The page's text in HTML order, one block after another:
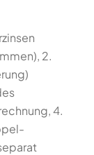
2.
4.